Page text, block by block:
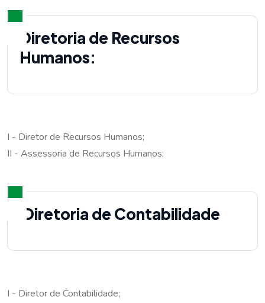
Diretoria de Recursos
Humanos:
I - Diretor de Recursos Humanos;
II - Assessoria de Recursos Humanos;
Diretoria de Contabilidade
I - Diretor de Contabilidade;